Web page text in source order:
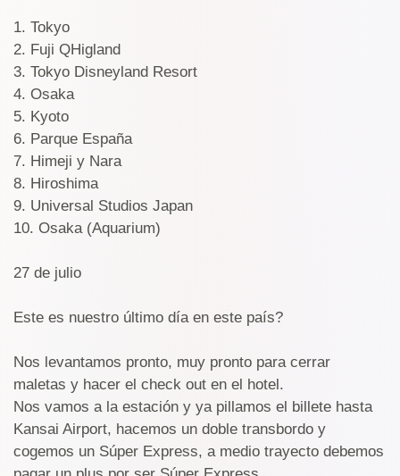
1. Tokyo
2. Fuji QHigland
3. Tokyo Disneyland Resort
4. Osaka
5. Kyoto
6. Parque España
7. Himeji y Nara
8. Hiroshima
9. Universal Studios Japan
10. Osaka (Aquarium)
27 de julio
Este es nuestro último día en este país?
Nos levantamos pronto, muy pronto para cerrar
maletas y hacer el check out en el hotel.
Nos vamos a la estación y ya pillamos el billete hasta
Kansai Airport, hacemos un doble transbordo y
cogemos un Súper Express, a medio trayecto debemos